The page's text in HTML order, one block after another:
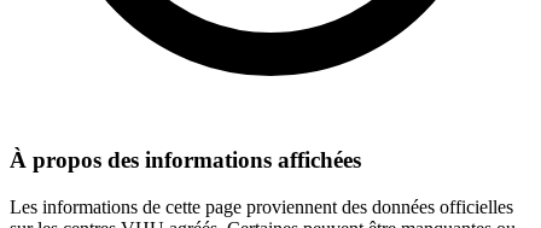
À propos des informations affichées
Les informations de cette page proviennent des données officielles